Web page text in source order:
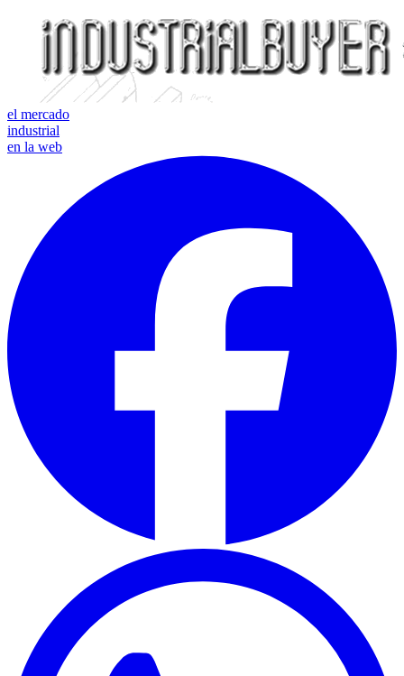
el mercado
industrial
en la web